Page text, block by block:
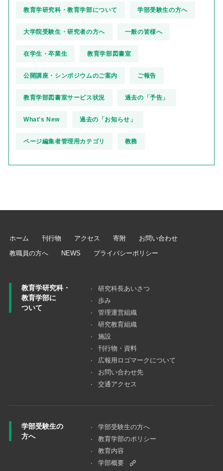
教育学研究科・教育学部について 学部受験生の方へ
大学院受験生・研究者の方へ 一般の皆様へ
在学生・卒業生 教育学部図書室
公開講座・シンポジウムのご案内 ご報告
教育学部図書室サービス状況 過去の「予告」
What's New 過去の「お知らせ」
ページ編集者管理用カテゴリ 教務
ホーム 刊行物 アクセス 寄附
お問い合わせ
教職員の方へ
NEWS プライバシーポリシー
教育学研究科・
教育学部に
ついて
研究科長あいさつ
歩み
管理運営組織
研究教育組織
施設
刊行物・資料
広報用ロゴマークについて
お問い合わせ先
交通アクセス
学部受験生の
方へ
学部受験生の方へ
教育学部のポリシー
教育内容
学部概要